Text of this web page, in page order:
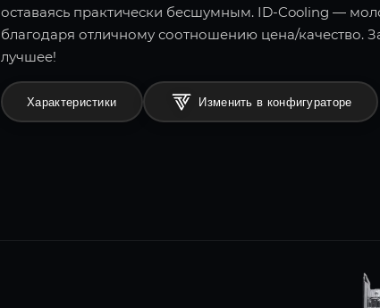
оставаясь практически бесшумным. ID-Cooling —
благодаря отличному соотношению цена/качество.
лучшее!
Характеристики Изменить в конфигураторе